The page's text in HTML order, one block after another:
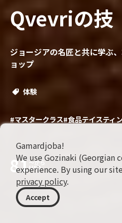
Qvevriの技
ジョージアの名匠と共に学ぶ
ョップ
体験
#マスタークラス#食品テイスティ
81〜から
USD
Gamardjoba!
We use Gozinaki (Georgian
experience. By using our
privacy policy.
Accept